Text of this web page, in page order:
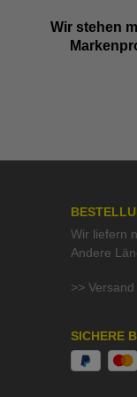
Wir stehen
Wir liefern
Andere
>>
SICHERE